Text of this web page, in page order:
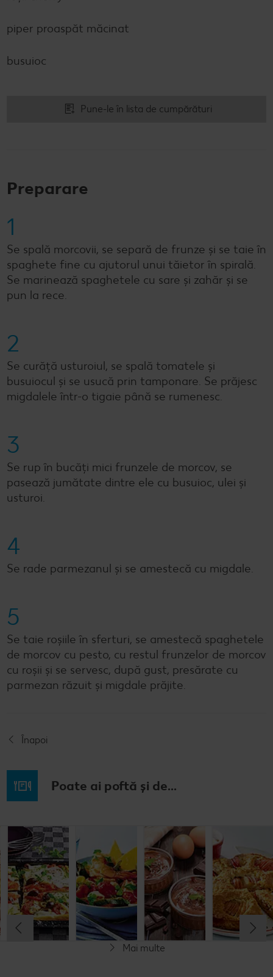
piper proaspăt măcinat
busuioc
Pune-le în lista de cumpărături
Preparare
1
Se spală morcovii, se separă de frunze și se taie în
spaghete fine cu ajutorul unui tăietor în spirală.
Se marinează spaghetele cu sare și zahăr și se
pun la rece.
2
Se curăță usturoiul, se spală tomatele și
busuiocul și se usucă prin tamponare. Se prăjesc
migdalele într-o tigaie până se rumenesc.
3
Se rup în bucăți mici frunzele de morcov, se
pasează jumătate dintre ele cu busuioc, ulei și
usturoi.
4
Se rade parmezanul și se amestecă cu migdale.
5
Se taie roșiile în sferturi, se amestecă spaghetele
de morcov cu pesto, cu restul frunzelor de morcov
cu roșii și se servesc, după gust, presărate cu
parmezan răzuit și migdale prăjite.
Înapoi
Poate ai poftă și de...
Budincă
italiană de
orez cu salată
de fructe
Cel mult 60 minute
Simplu
Clătite cu
legume și
mozzarella
Cel mult 30 minute
Simplu
Tocană
italienească
de pește
Cel mult 60 minute
Simplu
Cremă la
Cel mult 60 minute
Simplu
Mai multe